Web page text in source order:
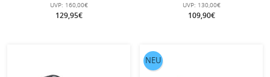
UVP: 160,00€
129,95€
UVP: 130,00€
109,90€
NEU